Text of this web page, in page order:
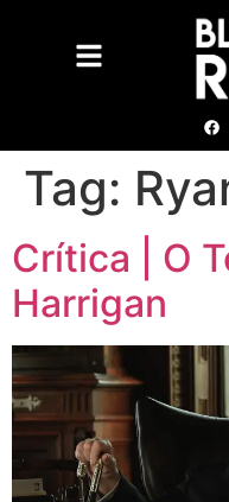
Tag:
Crítica | O
Harrigan